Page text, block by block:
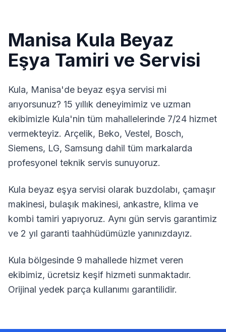
Manisa Kula Beyaz
Eşya Tamiri ve Servisi
Kula, Manisa'de beyaz eşya servisi mi
arıyorsunuz? 15 yıllık deneyimimiz ve uzman
ekibimizle Kula'nin tüm mahallelerinde 7/24 hizmet
vermekteyiz. Arçelik, Beko, Vestel, Bosch,
Siemens, LG, Samsung dahil tüm markalarda
profesyonel teknik servis sunuyoruz.
Kula beyaz eşya servisi olarak buzdolabı, çamaşır
makinesi, bulaşık makinesi, ankastre, klima ve
kombi tamiri yapıyoruz. Aynı gün servis garantimiz
ve 2 yıl garanti taahhüdümüzle yanınızdayız.
Kula bölgesinde 9 mahallede hizmet veren
ekibimiz, ücretsiz keşif hizmeti sunmaktadır.
Orijinal yedek parça kullanımı garantilidir.